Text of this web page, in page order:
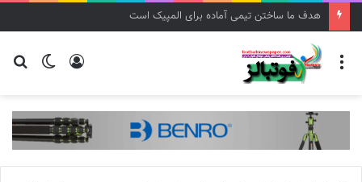
هدف ما ساختن تیمی آماده برای المپیک است
تغییر
ورود منو